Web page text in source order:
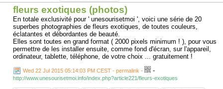
fleurs exotiques (photos)
En totale exclusivité pour ' unesourisetmoi ', voici une série de 20
superbes photographies de fleurs exotiques, de toutes couleurs,
éclatantes et débordantes de beauté.
Elles sont toutes en grand format ( 2000 pixels minimum ! ), pour vous
permettre de les installer ensuite, comme fond d'écran, sur l'appareil,
ordinateur, tablette, téléphone, de votre choix ... gratuitement !
Wed 22 Jul 2015 05:14:03 PM CEST - permalink - -
http://www.unesourisetmoi.info/index.php?article221/fleurs-exotiques